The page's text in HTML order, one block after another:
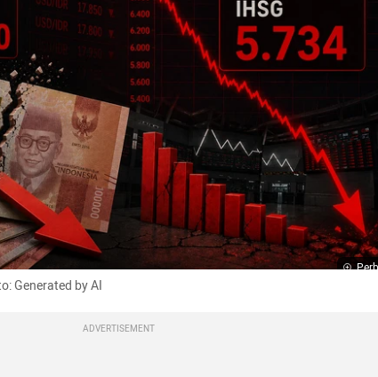
Generated by AI
ADVERTISEMENT